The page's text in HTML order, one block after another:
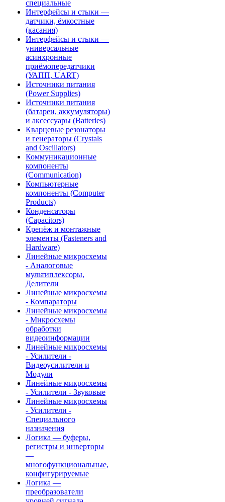
специальные
Интерфейсы и стыки —
датчики, ёмкостные
(касания)
Интерфейсы и стыки —
универсальные
асинхронные
приёмопередатчики
(УАПП, UART)
Источники питания
(Power Supplies)
Источники питания
(батареи, аккумуляторы)
и аксессуары (Batteries)
Кварцевые резонаторы
и генераторы (Crystals
and Oscillators)
Коммуникационные
компоненты
(Communication)
Компьютерные
компоненты (Computer
Products)
Конденсаторы
(Capacitors)
Крепёж и монтажные
элементы (Fasteners and
Hardware)
Линейные микросхемы
- Аналоговые
мультиплексоры,
Делители
Линейные микросхемы
- Компараторы
Линейные микросхемы
- Микросхемы
обработки
видеоинформации
Линейные микросхемы
- Усилители -
Видеоусилители и
Модули
Линейные микросхемы
- Усилители - Звуковые
Линейные микросхемы
- Усилители -
Специального
назначения
Логика — буферы,
регистры и инверторы
—
многофункциональные,
конфигурируемые
Логика —
преобразователи